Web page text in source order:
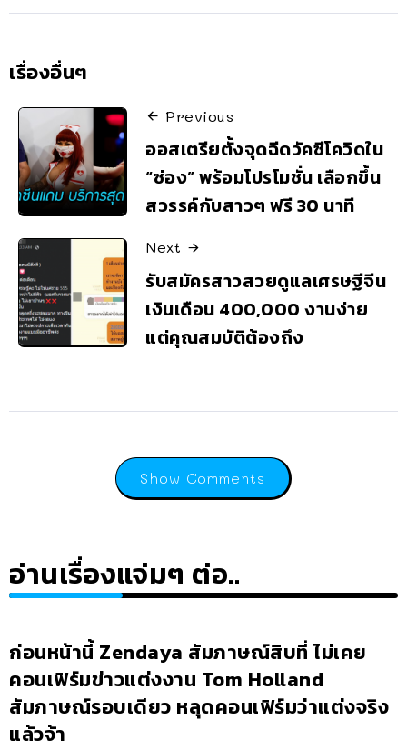
เรื่องอื่นๆ
Previous
ออสเตรียตั้งจุดฉีดวัคซีโควิดใน
“ซ่อง” พร้อมโปรโมชั่น เลือกขึ้น
สวรรค์กับสาวๆ ฟรี 30 นาที
Next
รับสมัครสาวสวยดูแลเศรษฐีจีน
เงินเดือน 400,000 งานง่าย
แต่คุณสมบัติต้องถึง
Show Comments
อ่านเรื่องแจ่มๆ ต่อ..
ก่อนหน้านี้ Zendaya สัมภาษณ์สิบที่ ไม่เคย
คอนเฟิร์มข่าวแต่งงาน Tom Holland
สัมภาษณ์รอบเดียว หลุดคอนเฟิร์มว่าแต่งจริง
แล้วจ้า